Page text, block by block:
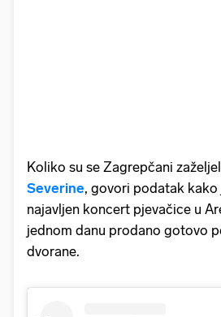
Koliko su se Zagrepčani
Severine, govori podatak kako
najavljen koncert pjevačice u
jednom danu prodano gotovo
dvorane.